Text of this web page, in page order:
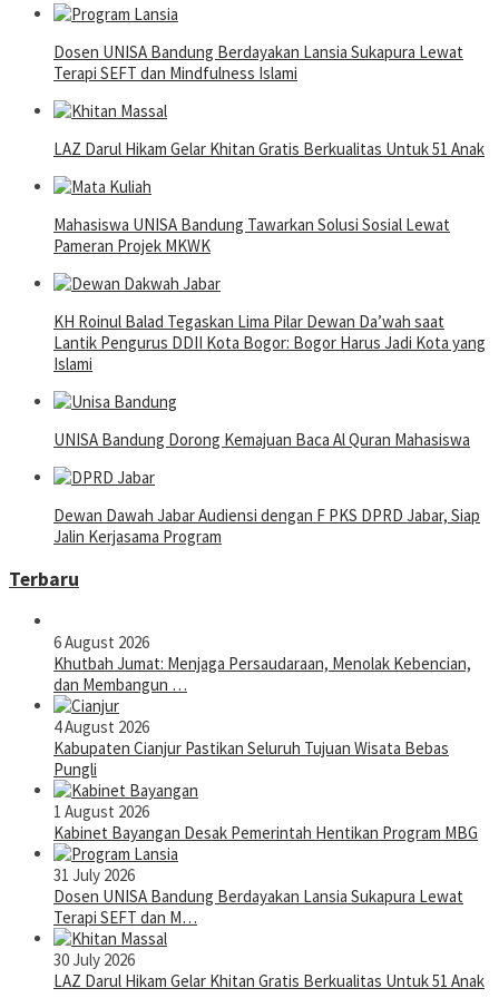
Dosen UNISA Bandung Berdayakan Lansia Sukapura Lewat
Terapi SEFT dan Mindfulness Islami
LAZ Darul Hikam Gelar Khitan Gratis Berkualitas Untuk 51 Anak
Mahasiswa UNISA Bandung Tawarkan Solusi Sosial Lewat
Pameran Projek MKWK
KH Roinul Balad Tegaskan Lima Pilar Dewan Da’wah saat
Lantik Pengurus DDII Kota Bogor: Bogor Harus Jadi Kota yang
Islami
UNISA Bandung Dorong Kemajuan Baca Al Quran Mahasiswa
Dewan Dawah Jabar Audiensi dengan F PKS DPRD Jabar, Siap
Jalin Kerjasama Program
Terbaru
6 August 2026
Khutbah Jumat: Menjaga Persaudaraan, Menolak Kebencian,
dan Membangun …
4 August 2026
Kabupaten Cianjur Pastikan Seluruh Tujuan Wisata Bebas
Pungli
1 August 2026
Kabinet Bayangan Desak Pemerintah Hentikan Program MBG
31 July 2026
Dosen UNISA Bandung Berdayakan Lansia Sukapura Lewat
Terapi SEFT dan M…
30 July 2026
LAZ Darul Hikam Gelar Khitan Gratis Berkualitas Untuk 51 Anak